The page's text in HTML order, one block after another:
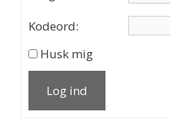
Kodeord:
Husk mig
Log ind